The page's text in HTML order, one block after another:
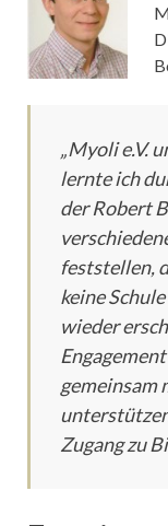
„Myoli e.V.
lernte ich
der Robert
feststellen,
keine
wieder
gemeinsam
Zugang zu